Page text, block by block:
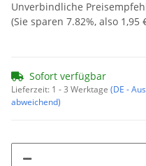
Unverbindliche
(Sie sparen 7.82%, also 1,95
Sofort verfügbar
Lieferzeit: 1 - 3 Werktage (DE -
abweichend)